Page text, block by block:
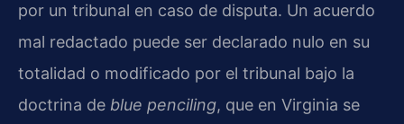
por un tribunal en caso de disputa. Un acuerdo
mal redactado puede ser declarado nulo en su
totalidad o modificado por el tribunal bajo la
doctrina de blue penciling, que en Virginia se